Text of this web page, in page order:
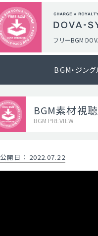
フリーBGM
BGM・ジング
BGM素材視聴
BGM PREVIEW
公開日 ： 2022.07.22